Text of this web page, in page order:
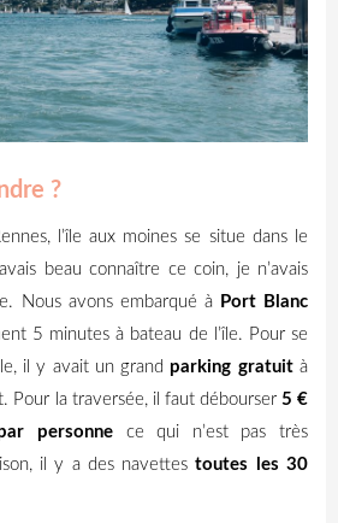
?
l’île aux moines se situe dans le
beau connaître ce coin, je n’avais
Nous avons embarqué à Port Blanc
5 minutes à bateau de l’île. Pour se
il y avait un grand parking gratuità
Pour la traversée, il faut débourser 5 €
personnece qui n’est pas très
il y a des navettes toutes les 30